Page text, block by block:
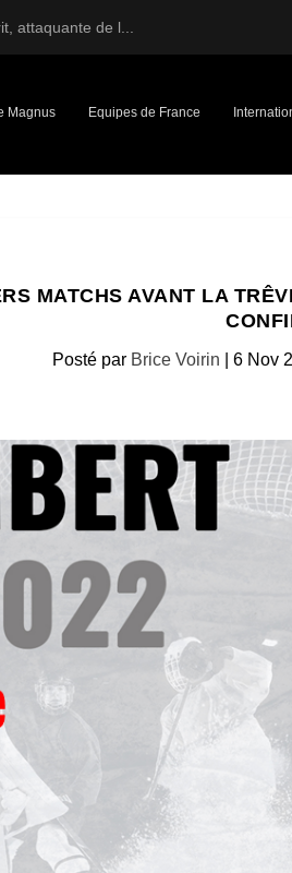
attaquante de l...
Magnus Equipes de France
MATCHS AVANT LA
Posté par Brice Voirin 6 Nov